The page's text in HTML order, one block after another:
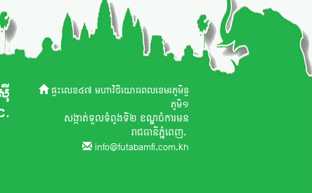
ផ្ទះលេខ៤៧ មហាវិថីយោធពលខេមរភូមិន្ទ
ភូមិ១
សង្កាត់ទួលទំពូងទី២ ខណ្ឌចំការមន
រាជធានីភ្នំពេញ.
info@futabamfi.com.kh